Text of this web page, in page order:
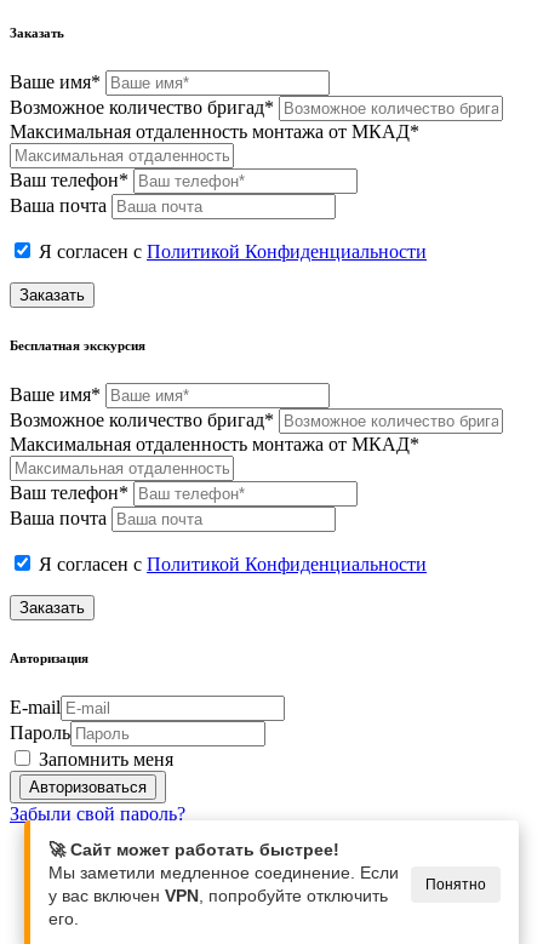
Заказать
Ваше имя*
Возможное количество бригад*
Максимальная отдаленность монтажа от МКАД*
Ваш телефон*
Ваша почта
Я согласен с Политикой Конфиденциальности
Заказать
Бесплатная экскурсия
Ваше имя*
Возможное количество бригад*
Максимальная отдаленность монтажа от МКАД*
Ваш телефон*
Ваша почта
Я согласен с Политикой Конфиденциальности
Заказать
Авторизация
E-mail
Пароль
Запомнить меня
Забыли свой пароль?
🚀 Сайт может работать быстрее!
Мы заметили медленное соединение. Если
у вас включен VPN , попробуйте отключить
его.
Понятно